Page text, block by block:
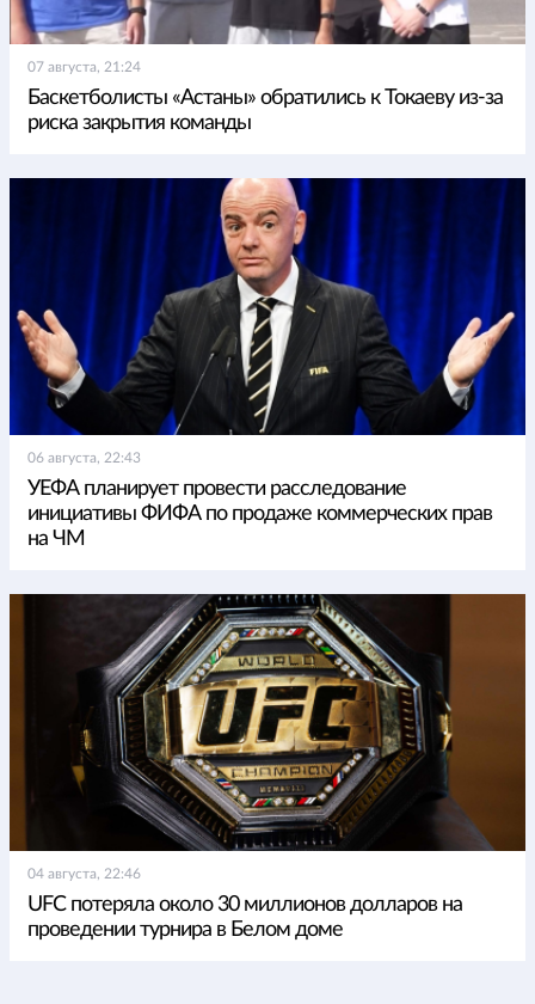
07 августа, 21:24
Баскетболисты «Астаны» обратились к Токаеву из-за
риска закрытия команды
06 августа, 22:43
УЕФА планирует провести расследование
инициативы ФИФА по продаже коммерческих прав
на ЧМ
04 августа, 22:46
UFC потеряла около 30 миллионов долларов на
проведении турнира в Белом доме